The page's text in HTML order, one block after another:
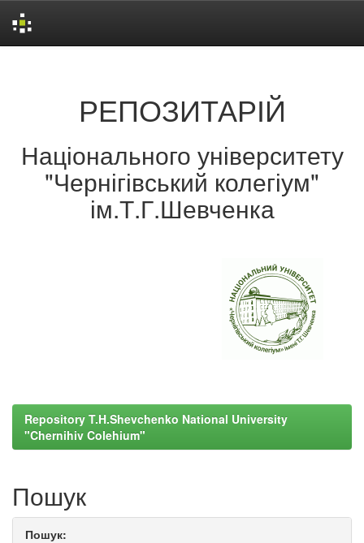
РЕПОЗИТАРІЙ
Національного університету
"Чернігівський колегіум"
ім.Т.Г.Шевченка
Repository T.H.Shevchenko National University
"Chernihiv Colehium"
Пошук
Пошук: